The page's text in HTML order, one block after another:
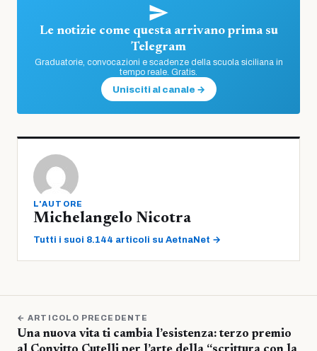
Le notizie come questa arrivano prima su
Telegram
Graduatorie, convocazioni e scadenze della scuola siciliana in
tempo reale. Gratis.
Unisciti al canale →
L'AUTORE
Michelangelo Nicotra
Tutti i suoi 8.144 articoli su AetnaNet →
← ARTICOLO PRECEDENTE
Una nuova vita ti cambia l’esistenza: terzo premio